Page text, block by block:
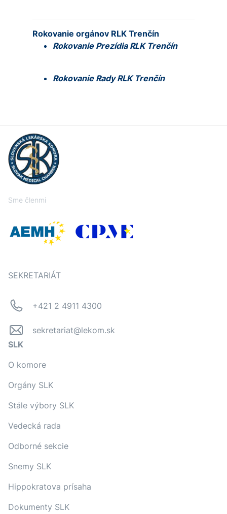
Rokovanie orgánov RLK Trenčín
Rokovanie Prezídia RLK Trenčín
Rokovanie Rady RLK Trenčín
Sme členmi
SEKRETARIÁT
+421 2 4911 4300
sekretariat@lekom.sk
SLK
O komore
Orgány SLK
Stále výbory SLK
Vedecká rada
Odborné sekcie
Snemy SLK
Hippokratova prísaha
Dokumenty SLK